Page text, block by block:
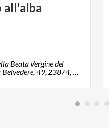
all'alba
Beata Vergine del
Carmelo Via Belvedere, 49, 23874, Montevecchia, LC